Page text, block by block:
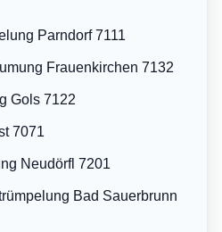
Parndorf 7111
Frauenkirchen 7132
Gols 7122
7071
Neudörfl 7201
Bad Sauerbrunn